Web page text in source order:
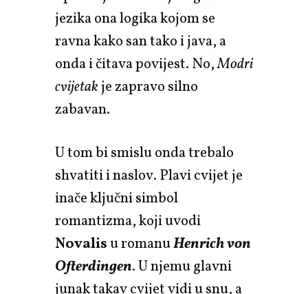
jezika ona logika kojom se
ravna kako san tako i java, a
onda i čitava povijest. No,Modri
cvijetak je zapravo silno
zabavan.
U tom bi smislu onda trebalo
shvatiti i naslov. Plavi cvijet je
inače ključni simbol
romantizma, koji uvodi
Novalisu romanuHenrich von
Ofterdingen. U njemu glavni
junak takav cvijet vidi u snu, a